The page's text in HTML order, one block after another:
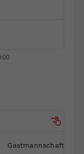
Gastmannschaft
Ihre Consent-
für die
falls der